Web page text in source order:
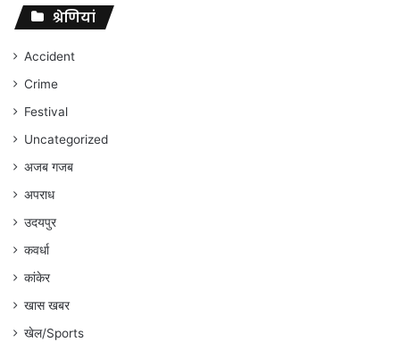
संघर्ष
जारी
रहेगा
अंकित
गौरहा
श्रेणियां
Accident
Crime
Festival
Uncategorized
अजब गजब
अपराध
उदयपुर
कवर्धा
कांकेर
खास खबर
खेल/Sports